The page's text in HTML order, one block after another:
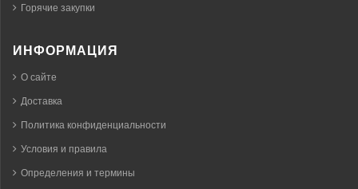
Горячие закупки
ИНФОРМАЦИЯ
О сайте
Доставка
Политика конфиденциальности
Условия и правила
Определения и термины